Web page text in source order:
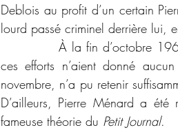
Deblois au profit d’un certain
lourd passé criminel derrière lui,
À la fin d’octobre 1962, la
ces efforts n’aient donné
novembre, n’a pu retenir
D’ailleurs, Pierre Ménard a
fameuse théorie du Petit Journal.